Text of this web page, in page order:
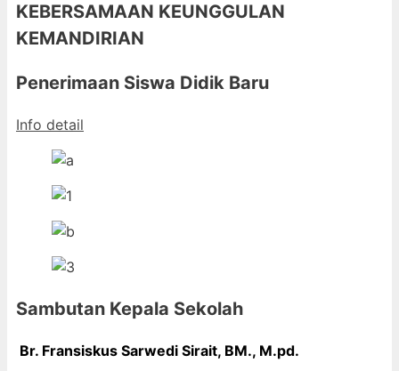
KEBERSAMAAN KEUNGGULAN
KEMANDIRIAN
Penerimaan Siswa Didik Baru
Info detail
Sambutan Kepala Sekolah
Br. Fransiskus Sarwedi Sirait, BM., M.pd.